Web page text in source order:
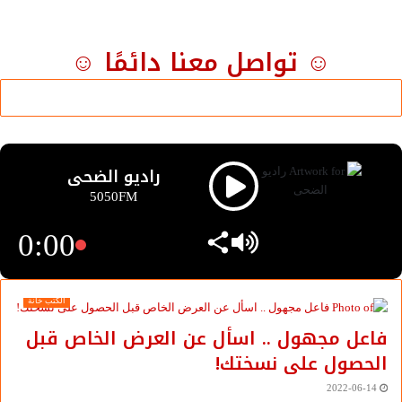
☺ تواصل معنا دائمًا ☺
راديو الضحى
5050FM
0:00
الكتب خانة
فاعل مجهول .. اسأل عن العرض الخاص قبل
الحصول على نسختك!
2022-06-14